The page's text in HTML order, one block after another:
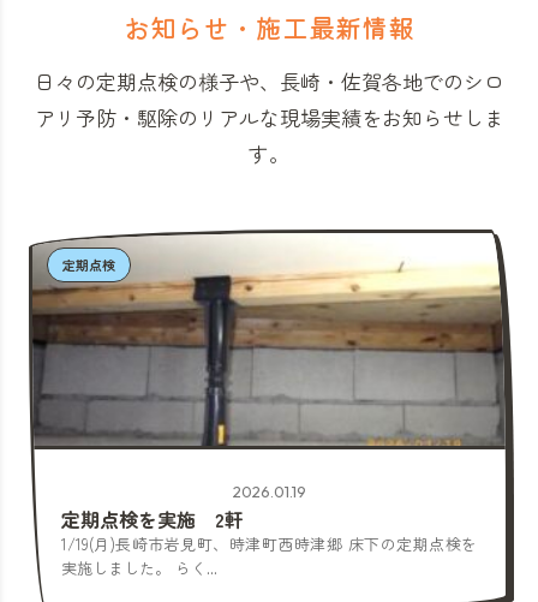
お知らせ・施工最新情報
日々の定期点検の様子や、長崎・佐賀各地でのシロ
アリ予防・駆除のリアルな現場実績をお知らせしま
す。
定期点検
2026.01.19
定期点検を実施 2軒
1/19(月)長崎市岩見町、時津町西時津郷 床下の定期点検を
実施しました。 らく...